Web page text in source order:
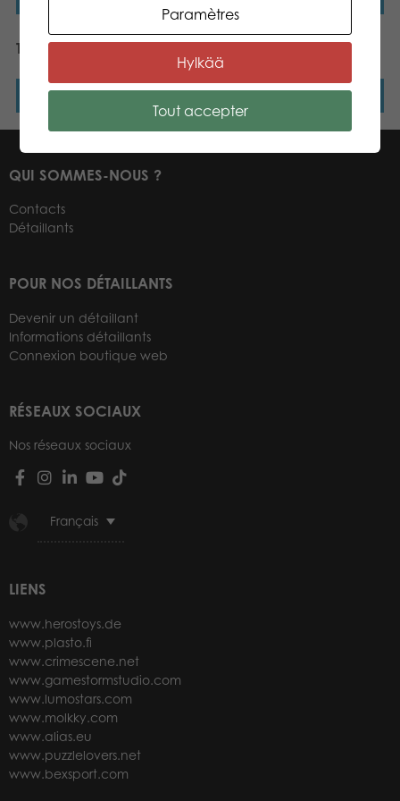
Tactic Rainbow Yatzy
QUI SOMMES-NOUS ?
Contacts
Détaillants
POUR NOS DÉTAILLANTS
Devenir un détaillant
Informations détaillants
Connexion boutique web
RÉSEAUX SOCIAUX
Nos réseaux sociaux
Français
LIENS
www.herostoys.de
www.plasto.fi
www.crimescene.net
www.gamestormstudio.com
www.lumostars.com
www.molkky.com
www.alias.eu
www.puzzlelovers.net
www.bexsport.com
Paramètres
Hylkää
Tout accepter